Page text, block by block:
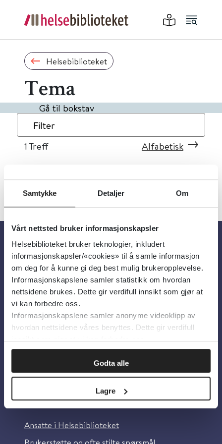
Samtykke Detaljer Om
Vårt nettsted bruker informasjonskapsler
Helsebiblioteket bruker teknologier, inkludert
informasjonskapsler/«cookies» til å samle informasjon
om deg for å kunne gi deg best mulig brukeropplevelse.
Informasjonskapslene samler statistikk om hvordan
nettsidene brukes. Dette gir verdifull innsikt som gjør at
vi kan forbedre oss.
Informasjonskapslene samler anonyme videoklipp av
hvordan nettsidene våres benyttes. Dette gir verdifull
innsikt som gjør at vi kan forbedre oss.
Godta alle
Lagre
Helsebiblioteket
Tema
Gå til bokstav
Filter
1 Treff Alfabetisk
Om oss
Om Helsebiblioteket
Personvern og informasjonskapsler
Tilgjengelighetserklæring
Information in English
Ansatte i Helsebiblioteket